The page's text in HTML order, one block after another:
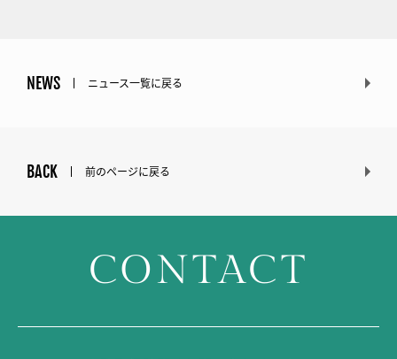
NEWS ニュース一覧に戻る
BACK 前のページに戻る
CONTACT